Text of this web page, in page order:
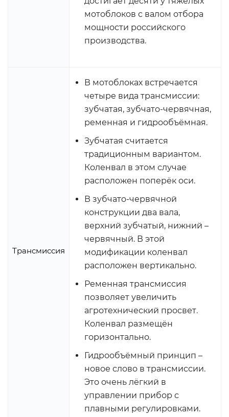
мотоблоков с валом отбора
мощности российского
производства.
Трансмиссия
В мотоблоках встречается
четыре вида трансмиссии:
зубчатая, зубчато-червячная,
ременная и гидрообъёмная.
Зубчатая считается
традиционным вариантом.
Коленвал в этом случае
расположен поперёк оси.
В зубчато-червячной
конструкции два вала,
верхний зубчатый, нижний –
червячный. В этой
модификации коленвал
расположен вертикально.
Ременная трансмиссия
позволяет увеличить
агротехнический просвет.
Коленвал размещён
горизонтально.
Гидрообъёмный принцип –
новое слово в трансмиссии.
Это очень лёгкий в
управлении прибор с
плавными регулировками.